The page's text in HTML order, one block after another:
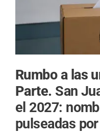
Rumbo a las
Parte. San
el 2027:
pulseadas